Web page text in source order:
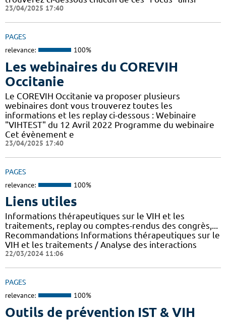
23/04/2025 17:40
PAGES
relevance: 100%
Les webinaires du COREVIH
Occitanie
Le COREVIH Occitanie va proposer plusieurs
webinaires dont vous trouverez toutes les
informations et les replay ci-dessous : Webinaire
"VIHTEST" du 12 Avril 2022 Programme du webinaire
Cet évènement e
23/04/2025 17:40
PAGES
relevance: 100%
Liens utiles
Informations thérapeutiques sur le VIH et les
traitements, replay ou comptes-rendus des congrès,...
Recommandations Informations thérapeutiques sur le
VIH et les traitements / Analyse des interactions
22/03/2024 11:06
PAGES
relevance: 100%
Outils de prévention IST & VIH